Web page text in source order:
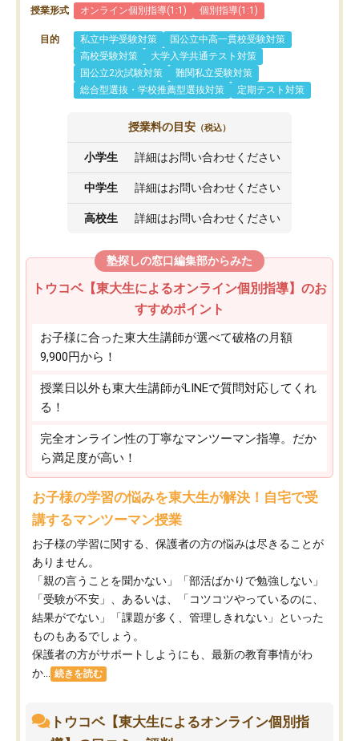
授業形式 オンライン個別指導(1:1) 個別指導(1:1)
目的 私立中学受験対策
国公立中高一貫校受験対策
高校受験対策
大学入学共通テスト対策
国公立2次試験対策
難関私立受験対策
総合型選抜・学校推薦型選抜対策
定期テスト対策
授業料の目安 （税込）
小学生 詳細はお問い合わせください
中学生 詳細はお問い合わせください
高校生 詳細はお問い合わせください
塾探しの窓口編集部からみた
トウコベ【東大生によるオンライン個別指導】のお
すすめポイント
お子様に合った東大生講師が選べて破格の月額
9,900円から！
授業日以外も東大生講師がLINEで質問対応してくれ
る！
完全オンライン性の丁寧なマンツーマン指導。だか
ら満足度が高い！
お子様の学習の悩みを東大生が解決！自宅で受
講するマンツーマン授業
お子様の学習に関する、保護者の方の悩みは尽きることが
ありません。
「親の言うことを聞かない」「部活ばかりで勉強しない」
「受験が不安」、あるいは、「コツコツやっているのに、
結果がでない」「課題が多く、管理しきれない」といった
ものもあるでしょう。
保護者の方がサポートしようにも、最新の教育事情がわ
か...
続きを読む
トウコベ【東大生によるオンライン個別指